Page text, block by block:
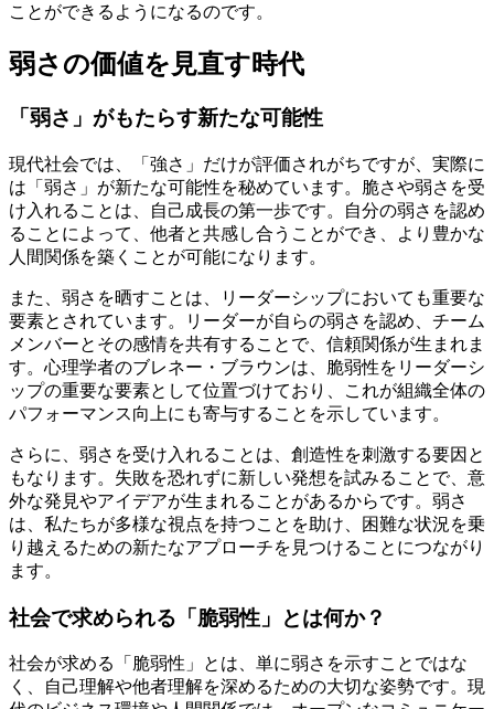
ことができるようになるのです。
弱さの価値を見直す時代
「弱さ」がもたらす新たな可能性
現代社会では、「強さ」だけが評価されがちですが、実際に
は「弱さ」が新たな可能性を秘めています。脆さや弱さを受
け入れることは、自己成長の第一歩です。自分の弱さを認め
ることによって、他者と共感し合うことができ、より豊かな
人間関係を築くことが可能になります。
また、弱さを晒すことは、リーダーシップにおいても重要な
要素とされています。リーダーが自らの弱さを認め、チーム
メンバーとその感情を共有することで、信頼関係が生まれま
す。心理学者のブレネー・ブラウンは、脆弱性をリーダーシ
ップの重要な要素として位置づけており、これが組織全体の
パフォーマンス向上にも寄与することを示しています。
さらに、弱さを受け入れることは、創造性を刺激する要因と
もなります。失敗を恐れずに新しい発想を試みることで、意
外な発見やアイデアが生まれることがあるからです。弱さ
は、私たちが多様な視点を持つことを助け、困難な状況を乗
り越えるための新たなアプローチを見つけることにつながり
ます。
社会で求められる「脆弱性」とは何か？
社会が求める「脆弱性」とは、単に弱さを示すことではな
く、自己理解や他者理解を深めるための大切な姿勢です。現